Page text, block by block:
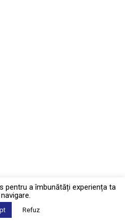
a îmbunătăți experiența ta
Refuz